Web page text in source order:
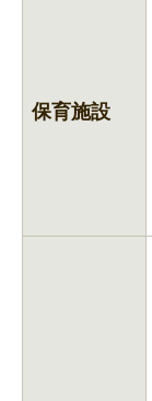
保育施設